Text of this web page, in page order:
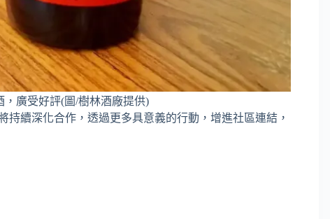
，廣受好評(圖/樹林酒廠提供)
續深化合作，透過更多具意義的行動，增進社區連結，